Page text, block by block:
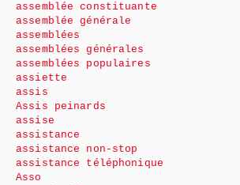
assemblée constituante
assemblée générale
assemblées
assemblées générales
assemblées populaires
assiette
assis
Assis peinards
assise
assistance
assistance non-stop
assistance téléphonique
Asso